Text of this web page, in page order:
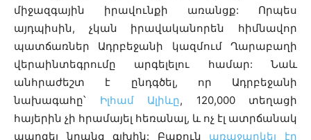
միջազգային իրավունքի առանցք: Որպես
այդպիսին, չկան իրավականորեն հիմնավոր
պատճառներ Ադրբեջանի կազմում Ղարաբաղի
վերաինտեգրումը արգելելու համար: Նաև
անհրաժեշտ է ընդգծել, որ Ադրբեջանի
նախագահը՝ Իլհամ Ալիևը, 120,000 տեղացի
հայերին չի հրամայել հեռանալ, և ոչ էլ ատրճանակ
պարզել նրանց գլխին: Բաքուն առաջարկել էր